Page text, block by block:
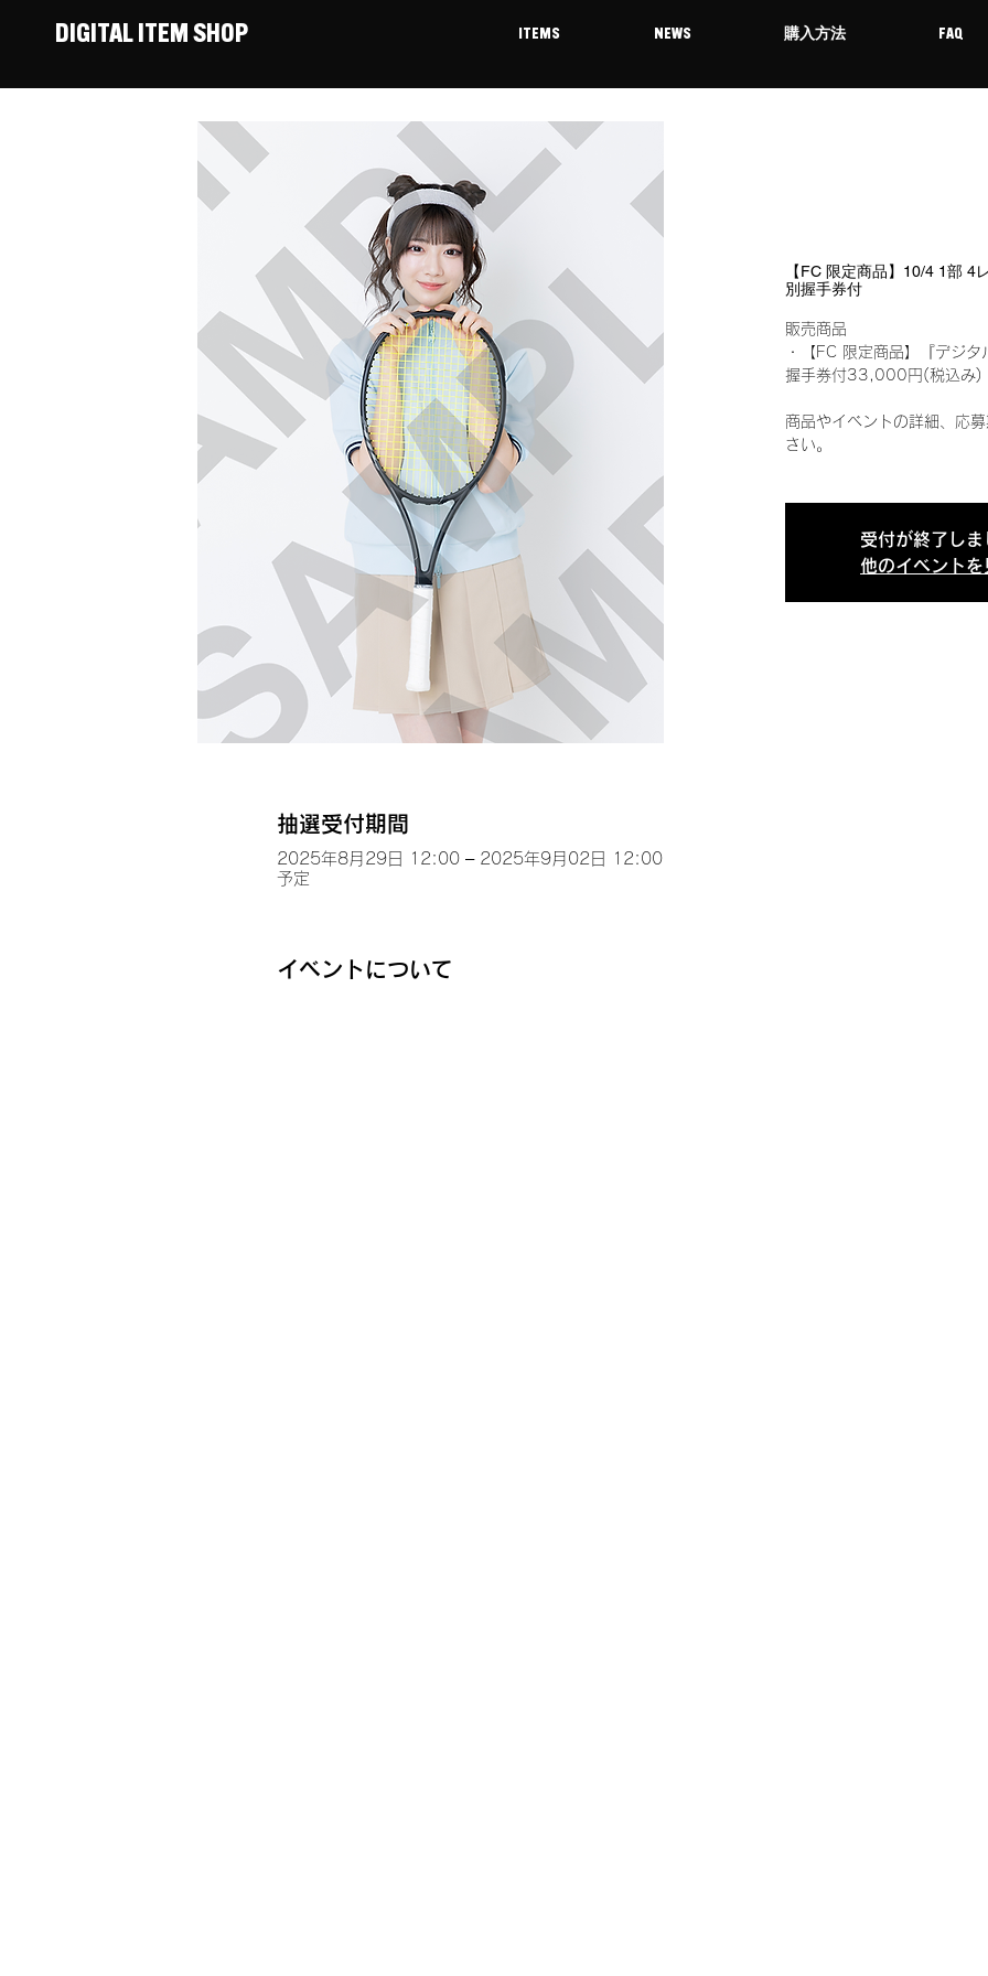
DIGITAL ITEM SHOP ITEMS NEWS 購入方法 FAQ
【FC 限定商品】10/4 1部 4
別握手券付
販売商品
・【FC 限定商品】『デジ
握手券付33,000円(税込
商品やイベントの詳細、応
さい。
受付が終了しま
他のイベントを
抽選受付期間
2025年8月29日 12:00 – 2025年9月02日 12:00
予定
イベントについて